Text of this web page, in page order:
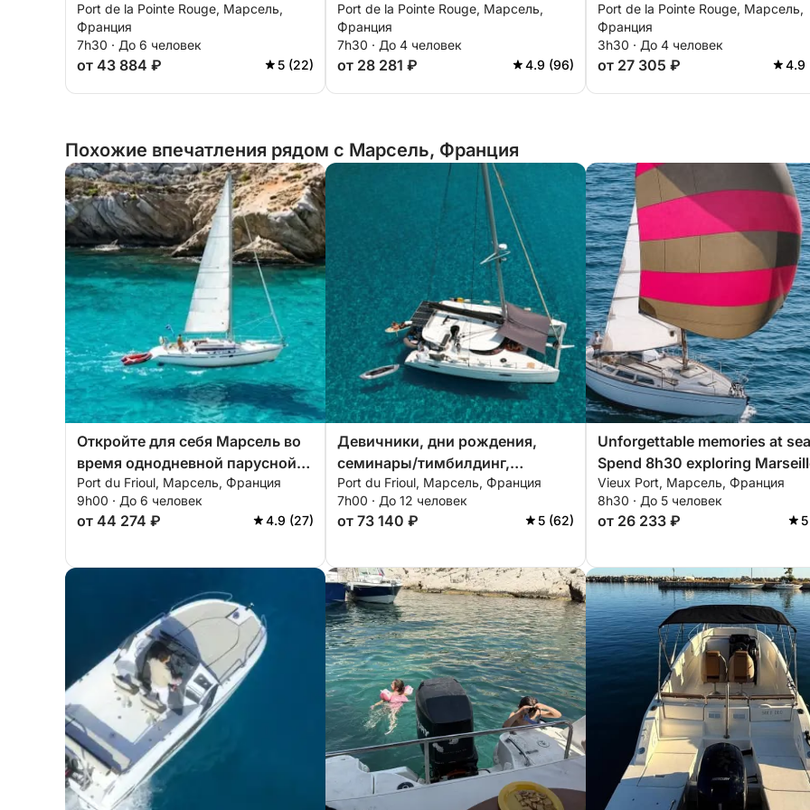
и на острова Фриуль.
Port de la Pointe Rouge, Марсель,
Франция
7h30 · До 6 человек
от 43 884 ₽ 5 (22)
Port de la Pointe Rouge, Марсель,
Франция
7h30 · До 4 человек
от 28 281 ₽ 4.9 (96)
Port de la Pointe Rouge, Марсель,
Франция
3h30 · До 4 человек
от 27 305 ₽ 4.9
Похожие впечатления рядом с Марсель, Франция
Откройте для себя Марсель во
время однодневной парусной
прогулки.
Port du Frioul, Марсель, Франция
9h00 · До 6 человек
от 44 274 ₽ 4.9 (27)
Девичники, дни рождения,
семинары/тимбилдинг,
семейные поездки,
предложения руки и сердца...
приезжайте и откройте для
катамарана, пройдя
ознакомительный курс или
вводный курс парусного
спорта.
Port du Frioul, Марсель, Франция
7h00 · До 12 человек
от 73 140 ₽ 5 (62)
Unforgettable memories at
Spend 8h30 exploring
Vieux Port, Марсель, Франция
8h30 · До 5 человек
от 26 233 ₽